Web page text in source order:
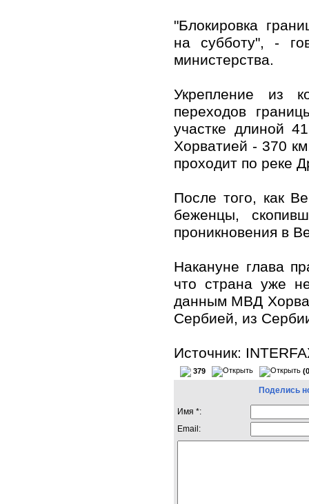
"Блокировка
на субботу", -
министерства.
Укрепление из
переходов
участке длиной
Хорватией - 370
проходит по реке
После того, как
беженцы,
проникновения в
Накануне глава
что страна уже
данным МВД
Сербией, из
Источник:
379
Поделись
Имя *:
Email: